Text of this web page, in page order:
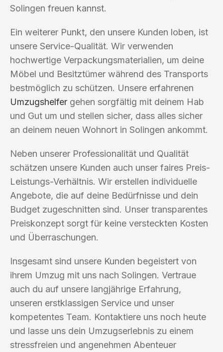
Solingen freuen kannst.
Ein weiterer Punkt, den unsere Kunden loben, ist
unsere Service-Qualität. Wir verwenden
hochwertige Verpackungsmaterialien, um deine
Möbel und Besitztümer während des Transports
bestmöglich zu schützen. Unsere erfahrenen
Umzugshelfer gehen sorgfältig mit deinem Hab
und Gut um und stellen sicher, dass alles sicher
an deinem neuen Wohnort in Solingen ankommt.
Neben unserer Professionalität und Qualität
schätzen unsere Kunden auch unser faires Preis-
Leistungs-Verhältnis. Wir erstellen individuelle
Angebote, die auf deine Bedürfnisse und dein
Budget zugeschnitten sind. Unser transparentes
Preiskonzept sorgt für keine versteckten Kosten
und Überraschungen.
Insgesamt sind unsere Kunden begeistert von
ihrem Umzug mit uns nach Solingen. Vertraue
auch du auf unsere langjährige Erfahrung,
unseren erstklassigen Service und unser
kompetentes Team. Kontaktiere uns noch heute
und lasse uns dein Umzugserlebnis zu einem
stressfreien und angenehmen Abenteuer